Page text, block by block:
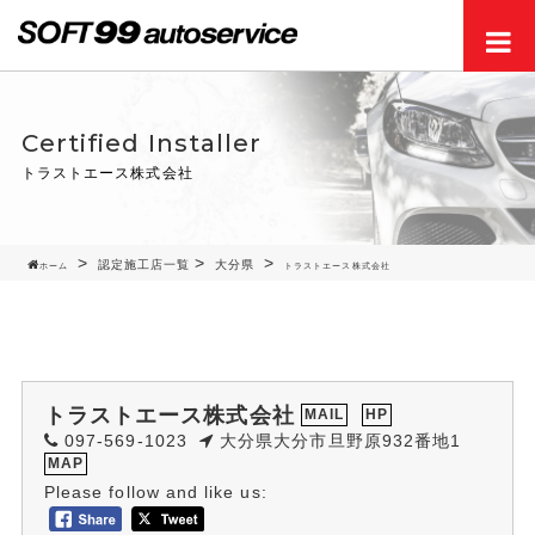
Certified Installer
トラストエース株式会社
ホーム 認定施工店一覧 大分県 トラストエース株式会社
トラストエース株式会社 MAIL HP
097-569-1023 大分県大分市旦野原932番地1
MAP
Please follow and like us: